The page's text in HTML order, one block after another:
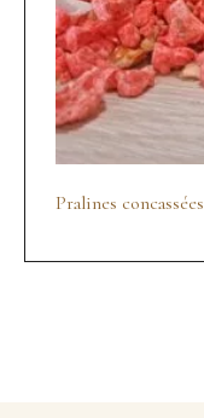
Pralines concassées